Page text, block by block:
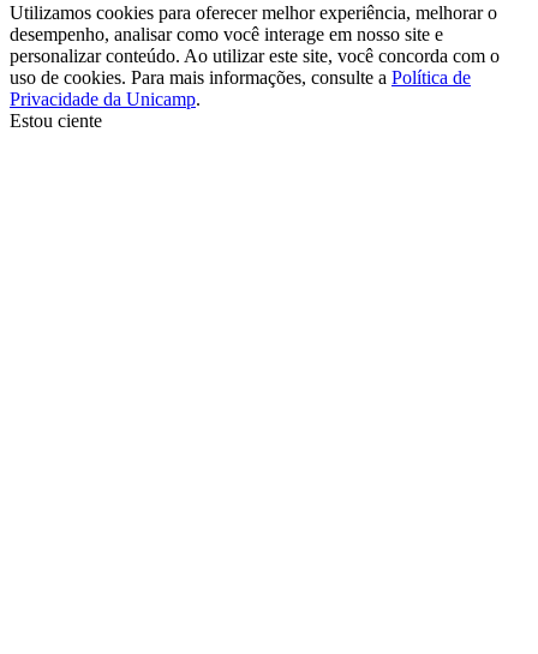
Utilizamos cookies para oferecer melhor experiência, melhorar o
desempenho, analisar como você interage em nosso site e
personalizar conteúdo. Ao utilizar este site, você concorda com o
uso de cookies. Para mais informações, consulte a Política de
Privacidade da Unicamp.
Estou ciente